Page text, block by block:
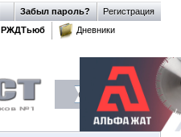
Регистрация
Забыл пароль?
РЖДТьюб
Дневники